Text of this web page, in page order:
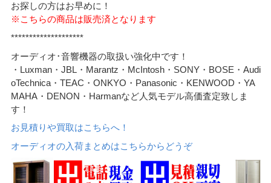
お探しの方はお早めに！
※こちらの商品は販売済となります
********************
オーディオ･音響機器の取扱い強化中です！
・Luxman・JBL・Marantz・McIntosh・SONY・BOSE・Audi
oTechnica・TEAC・ONKYO・Panasonic・KENWOOD・YA
MAHA・DENON・Harmanなど人気モデル高価査定致しま
す！
お見積りや買取はこちらへ！
オーディオの入荷まとめはこちらからどうぞ